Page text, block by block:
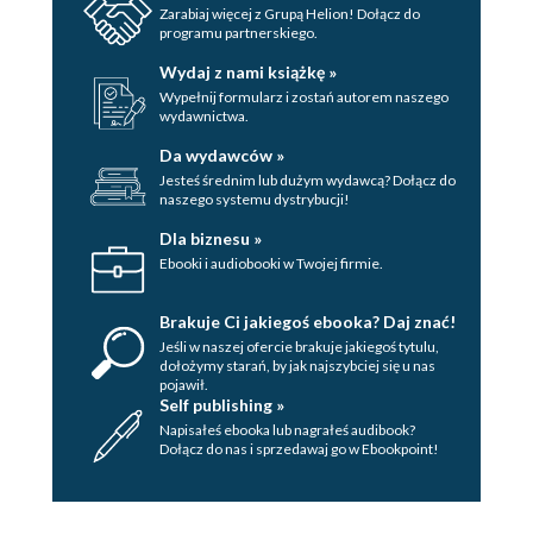
Zarabiaj więcej z Grupą Helion! Dołącz do
programu partnerskiego.
Wydaj z nami książkę »
Wypełnij formularz i zostań autorem naszego
wydawnictwa.
Da wydawców »
Jesteś średnim lub dużym wydawcą? Dołącz do
naszego systemu dystrybucji!
Dla biznesu »
Ebooki i audiobooki w Twojej firmie.
Brakuje Ci jakiegoś ebooka? Daj znać!
Jeśli w naszej ofercie brakuje jakiegoś tytulu,
dołożymy starań, by jak najszybciej się u nas
pojawił.
Self publishing »
Napisałeś ebooka lub nagrałeś audibook?
Dołącz do nas i sprzedawaj go w Ebookpoint!